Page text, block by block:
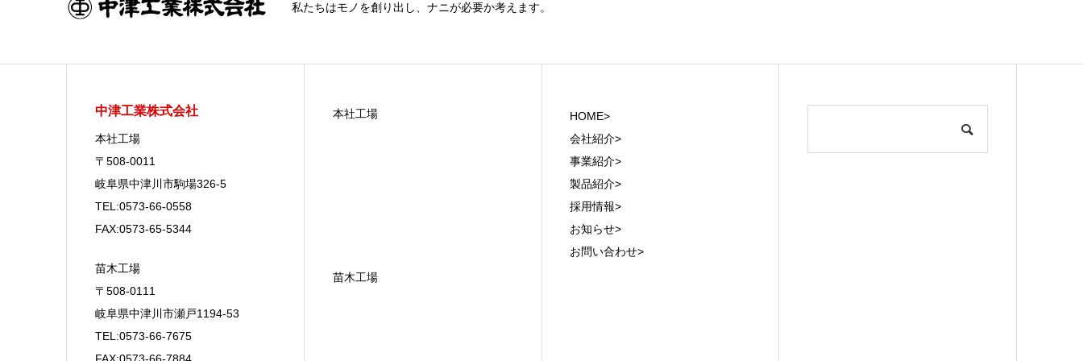
私たちはモノを創り出し、ナニが必要か考えます。
中津工業株式会社
本社工場
〒508-0011
岐阜県中津川市駒場326-5
TEL:0573-66-0558
FAX:0573-65-5344
苗木工場
〒508-0111
岐阜県中津川市瀬戸1194-53
TEL:0573-66-7675
本社工場
苗木工場
HOME>
会社紹介>
事業紹介>
製品紹介>
採用情報>
お知らせ>
お問い合わせ>